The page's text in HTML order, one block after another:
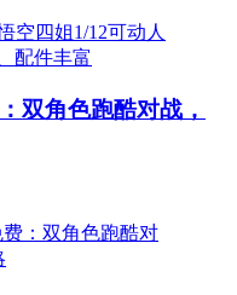
双角色跑酷对战，